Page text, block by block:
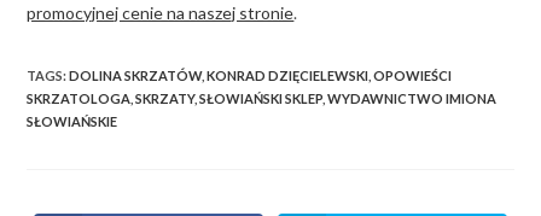
promocyjnej cenie na naszej stronie.
TAGS:DOLINA SKRZATÓW, KONRAD DZIĘCIELEWSKI OPOWIEŚCI
SKRZATOLOGA SKRZATY, SŁOWIAŃSKI SKLEP WYDAWNICTWO IMIONA
SŁOWIAŃSKIE